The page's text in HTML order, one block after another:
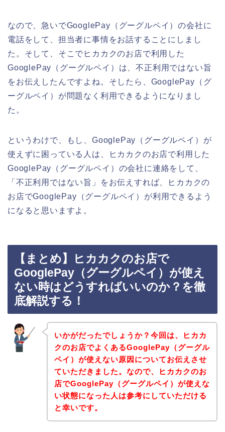
なので、急いでGooglePay（グーグルペイ）の会社に
電話をして、担当者に事情をお話することにしまし
た。そして、そこでヒカカクのお店で利用した
GooglePay（グーグルペイ）は、不正利用ではない旨
をお伝えしたんですよね。そしたら、GooglePay（グ
ーグルペイ）が問題なく利用できるようになりまし
た。
というわけで、もし、GooglePay（グーグルペイ）が
使えずに困っている人は、ヒカカクのお店で利用した
GooglePay（グーグルペイ）の会社に連絡をして、
「不正利用ではない旨」をお伝えすれば、ヒカカクの
お店でGooglePay（グーグルペイ）が利用できるよう
になると思いますよ。
【まとめ】ヒカカクのお店で
GooglePay（グーグルペイ）が使え
ない時はどうすればいいのか？を徹
底解説する！
いかがだったでしょうか？今回は、ヒカカ
クのお店でよくあるGooglePay（グーグル
ペイ）が使えない原因についてお伝えさせ
ていただきました。なので、ヒカカクのお
店でGooglePay（グーグルペイ）が使えな
い状態になった人は参考にしていただける
と幸いです。